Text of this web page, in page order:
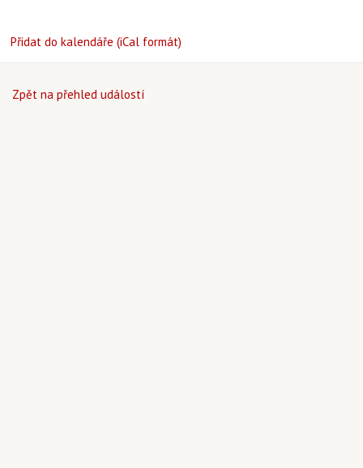
Přidat do kalendáře (iCal formát)
Zpět na přehled událostí